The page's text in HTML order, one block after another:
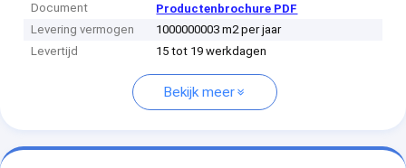
Document
Productenbrochure PDF
Levering vermogen
1000000003 m2 per jaar
Levertijd
15 tot 19 werkdagen
Bekijk meer